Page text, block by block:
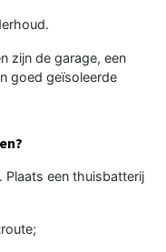
zijn de garage, een
goed geïsoleerde
Plaats een thuisbatterij